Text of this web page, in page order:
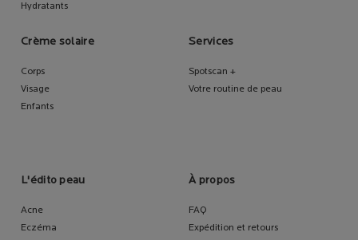
Hydratants
Crème solaire
Corps
Visage
Enfants
Services
Spotscan +
Votre routine de peau
L'édito peau
Acne
Eczéma
À propos
FAQ
Expédition et retours